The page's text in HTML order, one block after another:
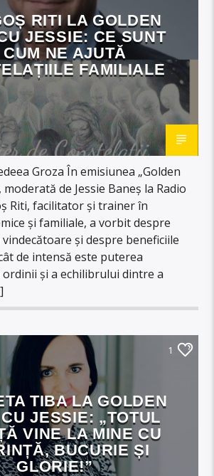
RITI LA GOLDEN
JESSIE: CE SUNT
NE AJUTĂ
FAMILIALE
Groza În emisiunea „Golden
moderată de Jessie Baneș la Radio
Riti, facilitator și trainer în
și familiale, a vorbit despre
și despre beneficiile
de intensă este puterea
și a echilibrului dintre a
1
TIBA LA GOLDEN
JESSIE: „TOTUL
VINE LA MINE CU
BUCURIE ȘI
GLORIE!”